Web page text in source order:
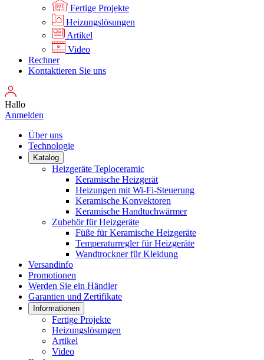
Fertige Projekte
Heizungslösungen
Artikel
Video
Rechner
Kontaktieren Sie uns
Hallo
Anmelden
Über uns
Technologie
Katalog
Heizgeräte Teploceramic
Keramische Heizgerät
Heizungen mit Wi-Fi-Steuerung
Keramische Konvektoren
Keramische Handtuchwärmer
Zubehör für Heizgeräte
Füße für Keramische Heizgeräte
Temperaturregler für Heizgeräte
Wandtrockner für Kleidung
Versandinfo
Promotionen
Werden Sie ein Händler
Garantien und Zertifikate
Informationen
Fertige Projekte
Heizungslösungen
Artikel
Video